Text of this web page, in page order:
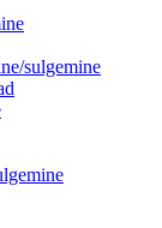
sulgemine